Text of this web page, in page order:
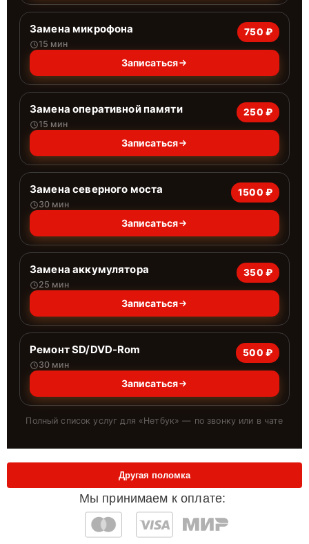
Замена микрофона
15 мин
750 ₽
Записаться
Замена оперативной памяти
15 мин
250 ₽
Записаться
Замена северного моста
30 мин
1500 ₽
Записаться
Замена аккумулятора
25 мин
350 ₽
Записаться
Ремонт SD/DVD-Rom
30 мин
500 ₽
Записаться
Полный список услуг для «Нетбук» — по звонку или в чате
Мы принимаем к оплате:
Другая поломка